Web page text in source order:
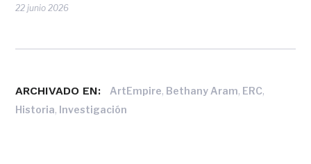
22 junio 2026
ARCHIVADO EN: ArtEmpire, Bethany Aram, ERC,
Historia, Investigación